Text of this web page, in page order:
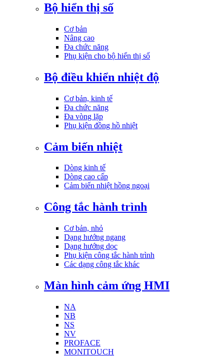
Bộ hiển thị số
Cơ bản
Nâng cao
Đa chức năng
Phụ kiện cho bộ hiển thị số
Bộ điều khiển nhiệt độ
Cơ bản, kinh tế
Đa chức năng
Đa vòng lặp
Phụ kiện đồng hồ nhiệt
Cảm biến nhiệt
Dòng kinh tế
Dòng cao cấp
Cảm biến nhiệt hồng ngoại
Công tắc hành trình
Cơ bản, nhỏ
Dạng hướng ngang
Dạng hướng dọc
Phụ kiện công tắc hành trình
Các dạng công tắc khác
Màn hình cảm ứng HMI
NA
NB
NS
NV
PROFACE
MONITOUCH